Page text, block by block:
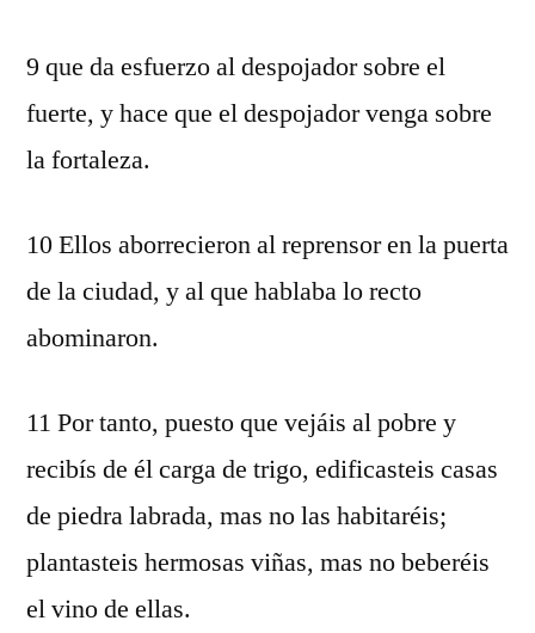
9 que da esfuerzo al despojador sobre el
fuerte, y hace que el despojador venga sobre
la fortaleza.
10 Ellos aborrecieron al reprensor en la puerta
de la ciudad, y al que hablaba lo recto
abominaron.
11 Por tanto, puesto que vejáis al pobre y
recibís de él carga de trigo, edificasteis casas
de piedra labrada, mas no las habitaréis;
plantasteis hermosas viñas, mas no beberéis
el vino de ellas.